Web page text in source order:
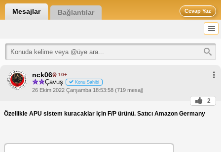
Mesajlar Bağlantılar Cevap Yaz
nck06 10+
Çavuş Konu Sahibi
26 Ekim 2022 Çarşamba 18:53:58 (719 mesaj)
2
Özellikle APU sistem kuracaklar için F/P ürünü. Satıcı Amazon Germany